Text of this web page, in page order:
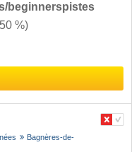
beginnerspistes
%)
Bagnères-de-